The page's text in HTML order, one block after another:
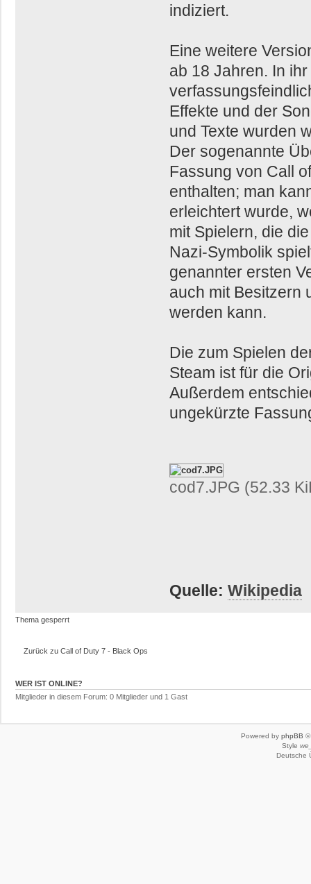
indiziert.
Eine weitere
ab 18 Jahren. In
Effekte und der
und Texte wurden
Der sogenannte
Fassung von Call
enthalten; man
erleichtert wurde,
mit Spielern, die
Nazi-Symbolik
genannter ersten
auch mit Besitzern
werden kann.
Die zum Spielen
Steam ist für die
Außerdem
ungekürzte
cod7.JPG (52.33
Quelle: Wikipedia
Thema gesperrt
Zurück zu Call of Duty 7 - Black Ops
WER IST ONLINE?
Mitglieder in diesem Forum: 0 Mitglieder und 1 Gast
Powered by phpBB ©
Style
Deutsche